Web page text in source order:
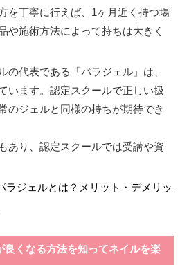
を丁寧に行えば、1ヶ月近く持つ場
や施術方法によって持ちは大きく
の代表である「パラジェル」は、
います。認定スクールで正しい扱
のジェルと同様の持ちが期待でき
あり、認定スクールでは受講や資
ラジェルとは？メリット・デメリッ
良くなる方法を知ってネイルを楽